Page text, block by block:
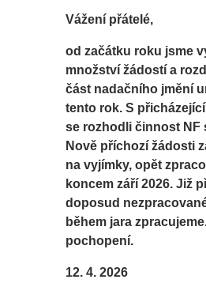
Vážení přátelé,
od začátku roku jsme
množství žádostí a
část nadačního jmění
tento rok. S
se rozhodli činnost NF
Nově příchozí žádosti
na vyjímky, opět
koncem září 2026. Již
doposud
během jara
pochopení.
12. 4. 2026